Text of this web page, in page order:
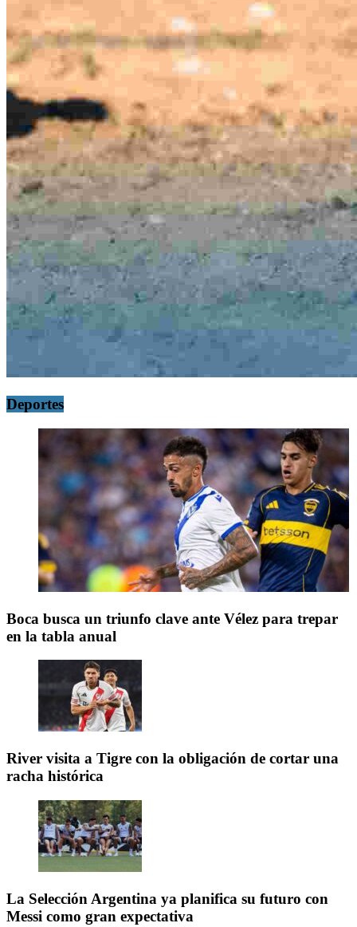
Deportes
Boca busca un triunfo clave ante Vélez para trepar
en la tabla anual
River visita a Tigre con la obligación de cortar una
racha histórica
La Selección Argentina ya planifica su futuro con
Messi como gran expectativa